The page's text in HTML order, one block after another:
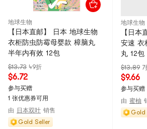
地球生物
【日本直邮】 日本 地球生物
衣柜防虫防霉母婴款 樟脑丸
半年内有效 12包
$13.73 49折
$6.72
参与买赠
1 张优惠券可用
由 日本双叶 销售
Gold Seller
地球生物
【日本
安速 衣
丸 12包
$13.89 7
$9.66
参与买赠
由 蜜柚
Gold